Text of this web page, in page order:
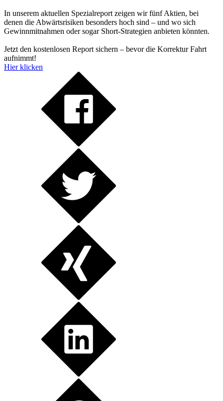
In unserem aktuellen Spezialreport zeigen wir fünf Aktien, bei
denen die Abwärtsrisiken besonders hoch sind – und wo sich
Gewinnmitnahmen oder sogar Short-Strategien anbieten könnten.
Jetzt den kostenlosen Report sichern – bevor die Korrektur Fahrt
aufnimmt!
Hier klicken